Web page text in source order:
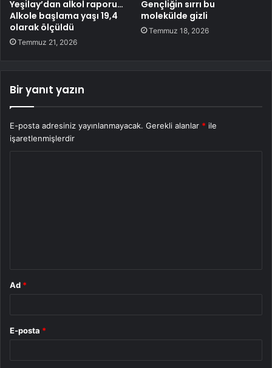
Yeşilay’dan alkol raporu…
Alkole başlama yaşı 19,4
olarak ölçüldü
Temmuz 21, 2026
Gençliğin sırrı bu
molekülde gizli
Temmuz 18, 2026
Bir yanıt yazın
E-posta adresiniz yayınlanmayacak. Gerekli alanlar * ile
işaretlenmişlerdir
Ad *
E-posta *